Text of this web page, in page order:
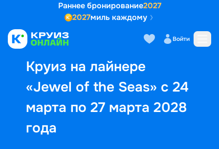
Раннее бронирование2027
2027миль каждому
Войти
Круиз на лайнере
«Jewel of the Seas» с 24
марта по 27 марта 2028
года
Выбор кают Маршрут и